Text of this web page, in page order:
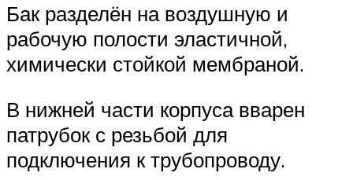
Бак разделён на воздушную и
рабочую полости эластичной,
химически стойкой мембраной.
В нижней части корпуса вварен
патрубок с резьбой для
подключения к трубопроводу.